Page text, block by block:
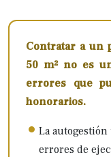
Contratar a un
50 m² no es
errores que
honorarios.
La
errores de